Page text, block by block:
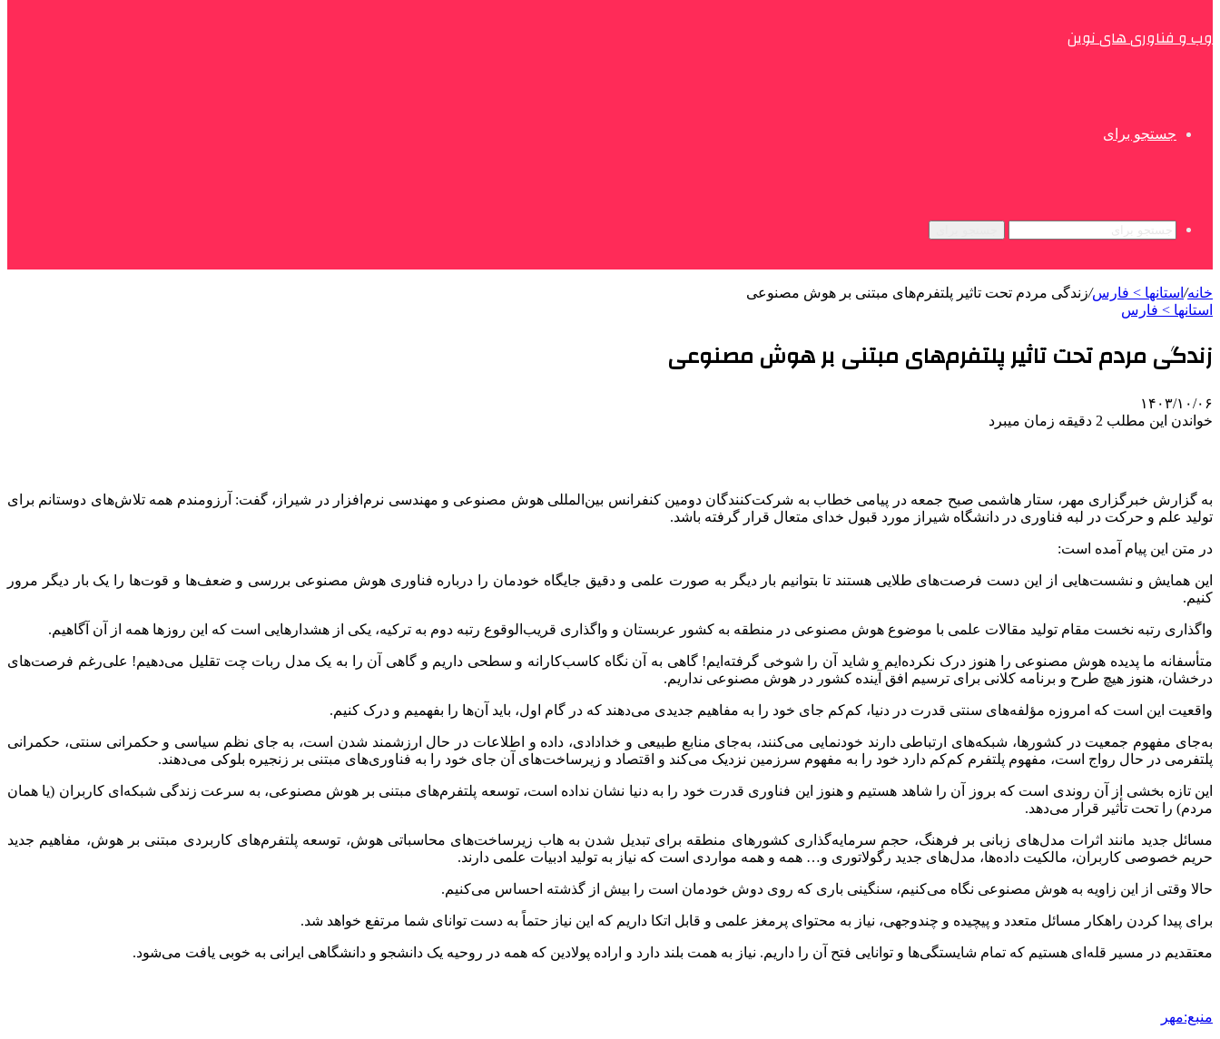
وب و فناوری های نوین
جستجو برای
خانه/ استانها > فارس/زندگی مردم تحت تاثیر پلتفرم‌های مبتنی بر هوش مصنوعی
استانها > فارس
زندگی مردم تحت تاثیر پلتفرم‌های مبتنی بر هوش مصنوعی
۱۴۰۳/۱۰/۰۶
خواندن این مطلب 2 دقیقه زمان میبرد
به گزارش خبرگزاری مهر، ستار هاشمی صبح جمعه در پیامی خطاب به شرکت‌کنندگان دومین کنفرانس بین‌المللی هوش مصنوعی و مهندسی نرم‌افزار در شیراز، گفت: آرزومندم همه تلاش‌های دوستانم برای
تولید علم و حرکت در لبه فناوری در دانشگاه شیراز مورد قبول خدای متعال قرار گرفته باشد.
در متن این پیام آمده است:
این همایش و نشست‌هایی از این دست فرصت‌های طلایی هستند تا بتوانیم بار دیگر به صورت علمی و دقیق جایگاه خودمان را درباره فناوری هوش مصنوعی بررسی و ضعف‌ها و قوت‌ها را یک بار دیگر مرور
کنیم.
واگذاری رتبه نخست مقام تولید مقالات علمی با موضوع هوش مصنوعی در منطقه به کشور عربستان و واگذاری قریب‌الوقوع رتبه دوم به ترکیه، یکی از هشدارهایی است که این روزها همه از آن آگاهیم.
متأسفانه ما پدیده هوش مصنوعی را هنوز درک نکرده‌ایم و شاید آن را شوخی گرفته‌ایم! گاهی به آن نگاه کاسب‌کارانه و سطحی داریم و گاهی آن را به یک مدل ربات چت تقلیل می‌دهیم! علی‌رغم فرصت‌های
درخشان، هنوز هیچ طرح و برنامه کلانی برای ترسیم افق آینده کشور در هوش مصنوعی نداریم.
واقعیت این است که امروزه مؤلفه‌های سنتی قدرت در دنیا، کم‌کم جای خود را به مفاهیم جدیدی می‌دهند که در گام اول، باید آن‌ها را بفهمیم و درک کنیم.
به‌جای مفهوم جمعیت در کشورها، شبکه‌های ارتباطی دارند خودنمایی می‌کنند، به‌جای منابع طبیعی و خدادادی، داده و اطلاعات در حال ارزشمند شدن است، به جای نظم سیاسی و حکمرانی سنتی، حکمرانی
پلتفرمی در حال رواج است، مفهوم پلتفرم کم‌کم دارد خود را به مفهوم سرزمین نزدیک می‌کند و اقتصاد و زیرساخت‌های آن جای خود را به فناوری‌های مبتنی بر زنجیره بلوکی می‌دهند.
این تازه بخشی از آن روندی است که بروز آن را شاهد هستیم و هنوز این فناوری قدرت خود را به دنیا نشان نداده است، توسعه پلتفرم‌های مبتنی بر هوش مصنوعی، به سرعت زندگی شبکه‌ای کاربران (یا همان
مردم) را تحت تأثیر قرار می‌دهد.
مسائل جدید مانند اثرات مدل‌های زبانی بر فرهنگ، حجم سرمایه‌گذاری کشورهای منطقه برای تبدیل شدن بههاب زیرساخت‌های محاسباتی هوش، توسعه پلتفرم‌های کاربردی مبتنی بر هوش، مفاهیم جدید
حریم خصوصی کاربران، مالکیت داده‌ها، مدل‌های جدید رگولاتوری و… همه و همه مواردی است که نیاز به تولید ادبیات علمی دارند.
حالا وقتی از این زاویه به هوش مصنوعی نگاه می‌کنیم، سنگینی باری که روی دوش خودمان است را بیش از گذشته احساس می‌کنیم.
برای پیدا کردن راهکار مسائل متعدد و پیچیده و چندوجهی، نیاز به محتوای پرمغز علمی و قابل اتکا داریم که این نیاز حتماً به دست توانای شما مرتفع خواهد شد.
معتقدیم در مسیر قله‌ای هستیم که تمام شایستگی‌ها و توانایی فتح آن را داریم. نیاز به همت بلند دارد و اراده پولادین که همه در روحیه یک دانشجو و دانشگاهی ایرانی به خوبی یافت می‌شود.
منبع:مهر